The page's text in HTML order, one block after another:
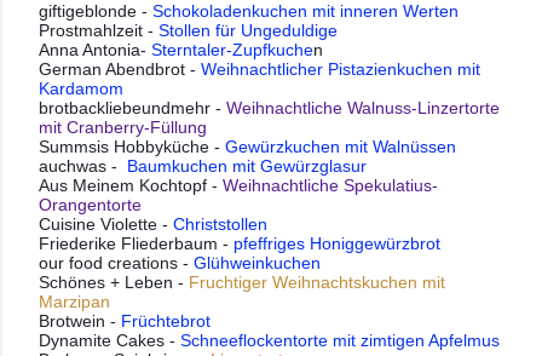
giftigeblonde - Schokoladenkuchen mit inneren Werten
Prostmahlzeit - Stollen für Ungeduldige
Anna Antonia- Sterntaler-Zupfkuchen
German Abendbrot - Weihnachtlicher Pistazienkuchen mit
Kardamom
brotbackliebeundmehr - Weihnachtliche Walnuss-Linzertorte
mit Cranberry-Füllung
Summsis Hobbyküche - Gewürzkuchen mit Walnüssen
auchwas - Baumkuchen mit Gewürzglasur
Aus Meinem Kochtopf - Weihnachtliche Spekulatius-
Orangentorte
Cuisine Violette - Christstollen
Friederike Fliederbaum - pfeffriges Honiggewürzbrot
our food creations - Glühweinkuchen
Schönes + Leben - Fruchtiger Weihnachtskuchen mit
Marzipan
Brotwein - Früchtebrot
Dynamite Cakes - Schneeflockentorte mit zimtigen Apfelmus